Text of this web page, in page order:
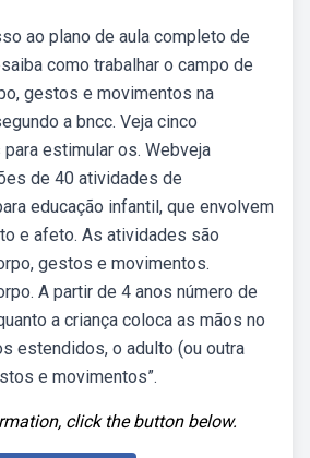
ao plano de aula completo de
como trabalhar o campo de
gestos e movimentos na
a bncc. Veja cinco
estimular os. Webveja
de 40 atividades de
educação infantil, que envolvem
e afeto. As atividades são
gestos e movimentos.
A partir de 4 anos número de
a criança coloca as mãos no
estendidos, o adulto (ou outra
e movimentos”.
click the button below.